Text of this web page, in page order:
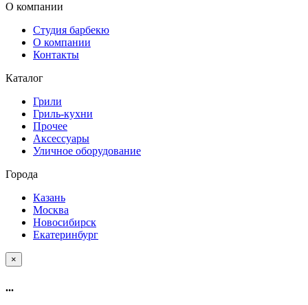
О компании
Студия барбекю
О компании
Контакты
Каталог
Грили
Гриль-кухни
Прочее
Аксессуары
Уличное оборудование
Города
Казань
Москва
Новосибирск
Екатеринбург
×
...